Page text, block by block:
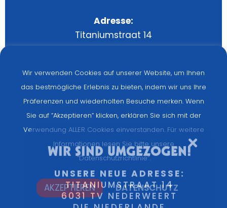
Adresse:
Titaniumstraat 14
6031 TV Nederweert
Algemein:
+31(0)495-768014
Teile:
+31(0)495-768015
Identität und Website:DUS
Impressum
Wir verwenden Cookies auf unserer Website, um Ihnen
das bestmögliche Erlebnis zu bieten, indem wir uns Ihre
Präferenzen und wiederholten Besuche merken. Wenn
Sie auf ”Akzeptieren” klicken, erklären Sie sich mit der
Verwendung ALLER Cookies einverstanden. Für weitere
Informationen lesen Sie bitte unsere
”Datenschutzrichtlinie”.
AKZEPTIEREN DATENSCHUTZ
WIR SIND UMGEZOGEN!
TITANIUMSTRAAT 14
6031 TV NEDERWEERT
DIE NIEDERLANDE